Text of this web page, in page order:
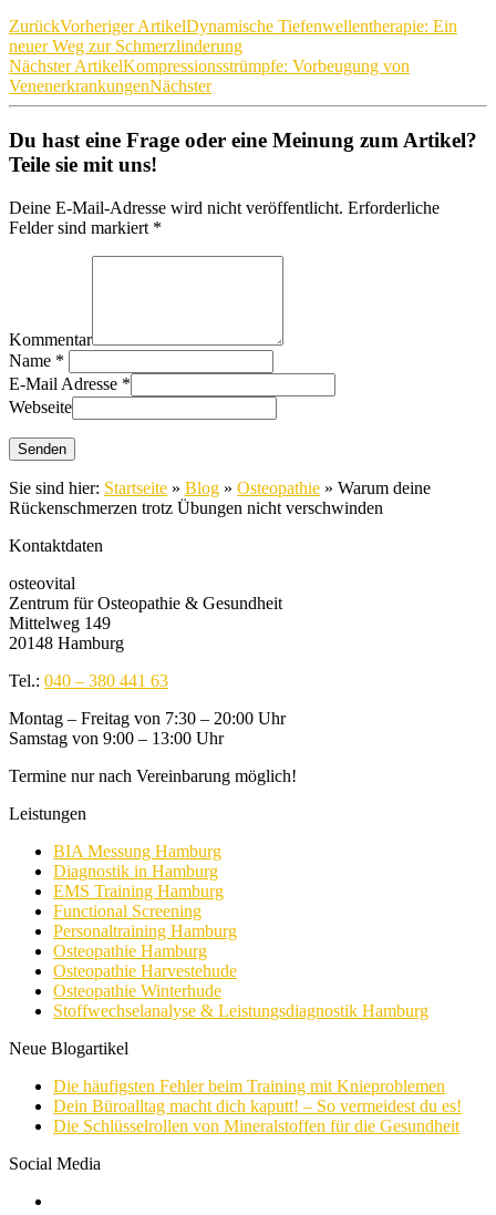
ZurückVorheriger ArtikelDynamische Tiefenwellentherapie: Ein
neuer Weg zur Schmerzlinderung
Nächster ArtikelKompressionsstrümpfe: Vorbeugung von
VenenerkrankungenNächster
Du hast eine Frage oder eine Meinung zum Artikel?
Teile sie mit uns!
Deine E-Mail-Adresse wird nicht veröffentlicht. Erforderliche
Felder sind markiert *
Kommentar
Name *
E-Mail Adresse *
Webseite
Sie sind hier: Startseite » Blog » Osteopathie » Warum deine
Rückenschmerzen trotz Übungen nicht verschwinden
Kontaktdaten
osteovital
Zentrum für Osteopathie & Gesundheit
Mittelweg 149
20148 Hamburg
Tel.: 040 – 380 441 63
Montag – Freitag von 7:30 – 20:00 Uhr
Samstag von 9:00 – 13:00 Uhr
Termine nur nach Vereinbarung möglich!
Leistungen
BIA Messung Hamburg
Diagnostik in Hamburg
EMS Training Hamburg
Functional Screening
Personaltraining Hamburg
Osteopathie Hamburg
Osteopathie Harvestehude
Osteopathie Winterhude
Stoffwechselanalyse & Leistungsdiagnostik Hamburg
Neue Blogartikel
Die häufigsten Fehler beim Training mit Knieproblemen
Dein Büroalltag macht dich kaputt! – So vermeidest du es!
Die Schlüsselrollen von Mineralstoffen für die Gesundheit
Social Media